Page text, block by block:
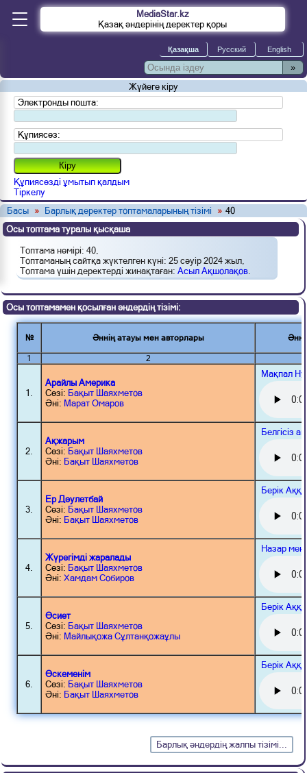
MediaStar.kz
Қазақ әндерінің деректер қоры
»
Жүйеге кіру
Электронды пошта:
Құпиясөз:
Құпиясөзді ұмытып қалдым
Тіркелу
Басы » Барлық деректер топтамаларының тізімі » 40
Осы топтама туралы қысқаша
Топтама нөмірі: 40,
Топтаманың сайтқа жүктелген күні: 25 сәуір 2024 жыл,
Топтама үшін деректерді жинақтаған: Асыл Ақшолақов.
Осы топтамамен қосылған әндердің тізімі:
№ Әннің атауы мен авторлары
1 2
1.
Арайлы Америка
Сөзі: Бақыт Шаяхметов
Әні: Марат Омаров
Мақпал
2.
Ақжарым
Сөзі: Бақыт Шаяхметов
Әні: Бақыт Шаяхметов
Белгісіз
3.
Ер Дәулетбай
Сөзі: Бақыт Шаяхметов
Әні: Бақыт Шаяхметов
Берік
4.
Жүрегімді жаралады
Сөзі: Бақыт Шаяхметов
Әні: Хамдам Собиров
Назар
5.
Өсиет
Сөзі: Бақыт Шаяхметов
Әні: Майлықожа Сұлтанқожаұлы
Берік
6.
Өскеменім
Сөзі: Бақыт Шаяхметов
Әні: Бақыт Шаяхметов
Берік
Барлық әндердің жалпы тізімі...